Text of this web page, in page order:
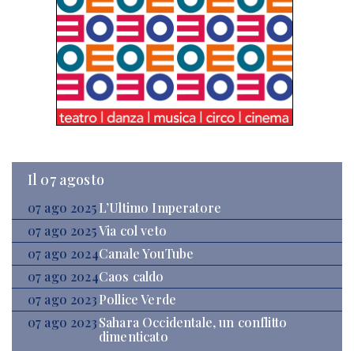
Il 07 agosto
07 ago 2025 L’Ultimo Imperatore
07 ago 2025Via col veto
07 ago 2024Canale YouTube
07 ago 2024Caos caldo
07 ago 2023Pollice Verde
07 ago 2023Sahara Occidentale, un conflitto
dimenticato